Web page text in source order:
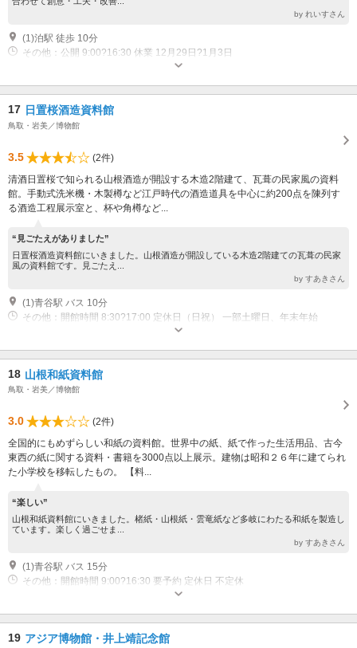
by れいすさん
(1)泊駅 徒歩 10分
その他：公開 9:00?16:30 休業 12月29日?1月3日
17 日置桜酒造資料館
鳥取・岩美／博物館
3.5
(2件)
清酒日置桜で知られる山根酒造が開設する木造2階建て、瓦葺の民家風の資料
館。手動式洗米機・木製樽など江戸時代の酒造道具を中心に約200点を陳列す
る酒造工程展示室と、杯や角樽など...
“見ごたえがありました”
日置桜酒造資料館にいきました。山根酒造が開設している木造2階建ての瓦葺の民家
風の資料館です。見ごたえ...
by すあきさん
(1)青谷駅 バス 10分
その他：開館時間 8:30?17:00 定休日（日祝） 一部土曜日、年末年始
18 山根和紙資料館
鳥取・岩美／博物館
3.0
(2件)
全国的にもめずらしい和紙の資料館。世界中の紙、紙で作った生活用品、古今
東西の紙に関する資料・書籍を3000点以上展示。建物は昭和２６年に建てられ
た小学校を移転したもの。 【料...
“楽しい”
山根和紙資料館にいきました。楮紙・山根紙・雲竜紙など多岐にわたる和紙を製造し
ています。楽しく過ごせま...
by すあきさん
(1)青谷駅 バス 15分
その他：開館時間 9:00?16:30 要予約 定休日 不定休
19 アジア博物館・井上靖記念館